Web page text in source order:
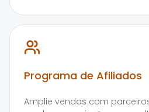
Programa de Afiliados
Amplie vendas com